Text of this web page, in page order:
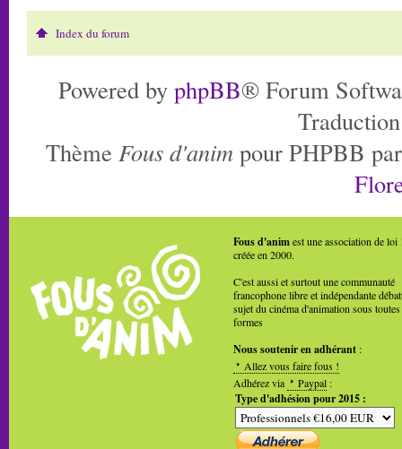
Index du forum
Powered by phpBB® Forum
Thème Fous d'anim pour PHPBB
Fous d'animest une association de loi
créée en 2000.
C'est aussi et surtout une communauté
francophone libre et indépendante
sujet du cinéma d'animation sous toutes
formes
Nous soutenir en adhérant :
Allez vous faire fous !
Adhérez via
Paypal :
Type d'adhésion pour 2015 :